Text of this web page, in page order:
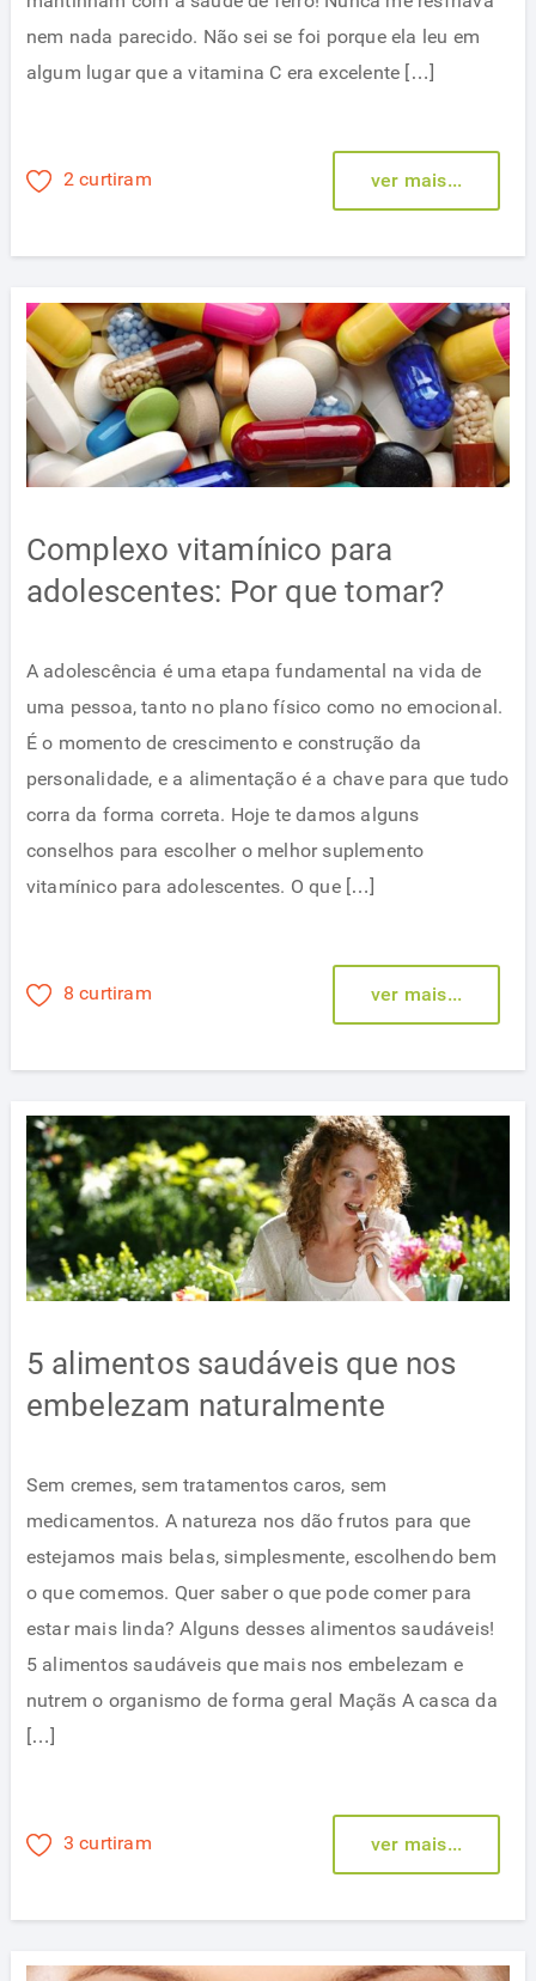
nem nada parecido. Não sei se foi porque ela leu em
algum lugar que a vitamina C era excelente […]
2 curtiram ver mais...
Complexo vitamínico para
adolescentes: Por que tomar?
A adolescência é uma etapa fundamental na vida de
uma pessoa, tanto no plano físico como no emocional.
É o momento de crescimento e construção da
personalidade, e a alimentação é a chave para que tudo
corra da forma correta. Hoje te damos alguns
conselhos para escolher o melhor suplemento
vitamínico para adolescentes. O que […]
8 curtiram ver mais...
5 alimentos saudáveis que nos
embelezam naturalmente
Sem cremes, sem tratamentos caros, sem
medicamentos. A natureza nos dão frutos para que
estejamos mais belas, simplesmente, escolhendo bem
o que comemos. Quer saber o que pode comer para
estar mais linda? Alguns desses alimentos saudáveis!
5 alimentos saudáveis que mais nos embelezam e
nutrem o organismo de forma geral Maçãs A casca da
[…]
3 curtiram ver mais...